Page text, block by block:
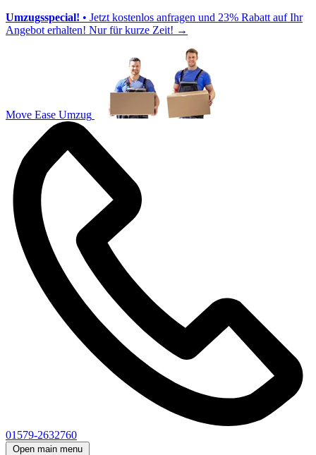
Umzugsspecial! • Jetzt kostenlos anfragen und 23% Rabatt auf Ihr
Angebot erhalten! Nur für kurze Zeit! →
Move Ease Umzug
01579-2632760
Open main menu